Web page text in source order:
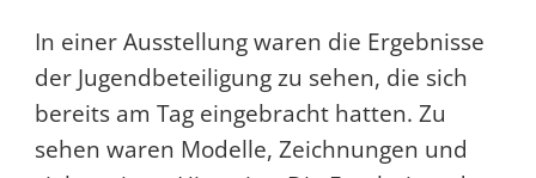
In einer Ausstellung waren die Ergebnisse
der Jugendbeteiligung zu sehen, die sich
bereits am Tag eingebracht hatten. Zu
sehen waren Modelle, Zeichnungen und